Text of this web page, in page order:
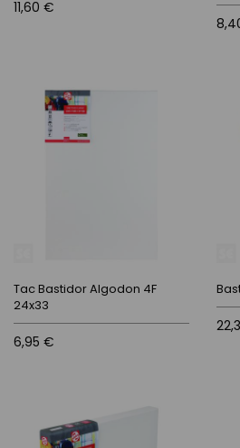
11,60 €
Tac Bastidor Algodon 4F
24x33
6,95 €